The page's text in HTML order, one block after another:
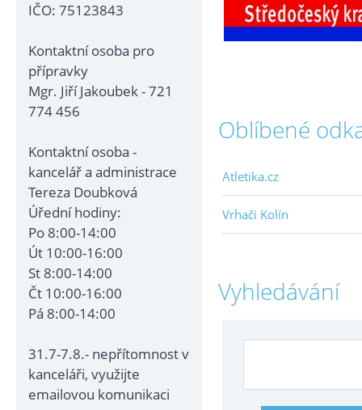
IČO: 75123843
Kontaktní osoba pro
přípravky
Mgr. Jiří Jakoubek - 721
774 456
Kontaktní osoba -
kancelář a administrace
Tereza Doubková
Úřední hodiny:
Po 8:00-14:00
Út 10:00-16:00
St 8:00-14:00
Čt 10:00-16:00
Pá 8:00-14:00
31.7-7.8.- nepřítomnost v
kanceláři, využijte
emailovou komunikaci
Oblíbené
Atletika.cz
Vrhači Kolín
Vyhledávání